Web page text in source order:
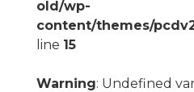
old/wp-
content/themes/
line 15
Warning: Undefined